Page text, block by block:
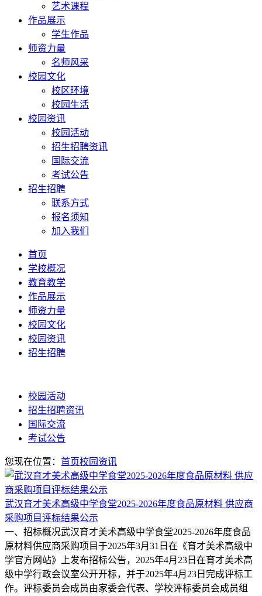
艺术课程
作品展示
学生作品
师资力量
名师风采
校园文化
校区环境
校园生活
校园资讯
校园活动
招生招聘资讯
国际交流
考试公告
招生招聘
联系方式
报名须知
加入我们
首页
学校概况
教育教学
作品展示
师资力量
校园文化
校园资讯
招生招聘
校园活动
招生招聘资讯
国际交流
考试公告
您现在位置： 首页校园资讯
武汉育才美术高级中学食堂2025-2026年度食品原材料 供应商
采购项目评标结果公示
一、招标概况武汉育才美术高级中学食堂2025-2026年度食品
原材料供应商采购项目于2025年3月31日在《育才美术高级中
学官方网站》上发布招标公告，2025年4月23日在育才美术高
级中学行政会议室公开开标，并于2025年4月23日完成评标工
作。评标委员会成员由家委会代表、学校评标委员会成员组